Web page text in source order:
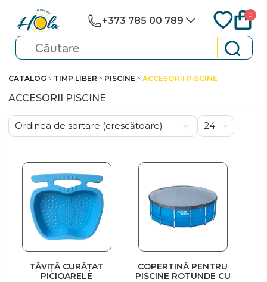
+373 785 00 789
0
CATALOG TIMP LIBER PISCINE ACCESORII PISCINE
ACCESORII PISCINE
TĂVIȚĂ CURĂȚAT
PICIOARELE
COPERTINĂ PENTRU
PISCINE ROTUNDE CU